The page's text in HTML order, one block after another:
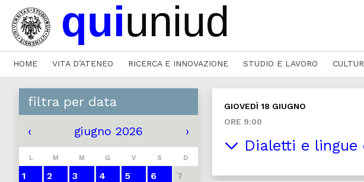
HOME VITA D’ATENEO RICERCA E INNOVAZIONE STUDIO E LAVORO
filtra per data
‹ giugno 2026 ›
L M M G V S D
1 2 3 4 5 6
7
GIOVEDÌ 18 GIUGNO
ORE 9:00
Dialetti e lingue